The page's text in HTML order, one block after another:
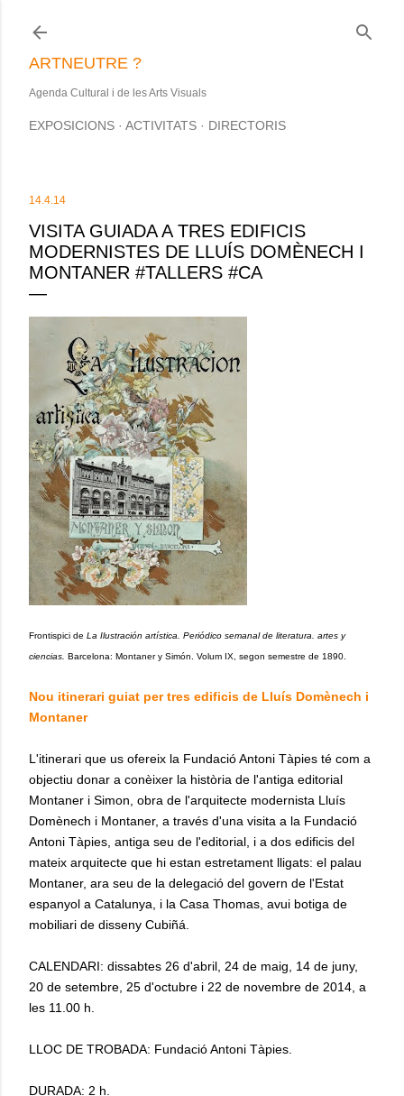
ARTNEUTRE ?
Agenda Cultural i de les Arts Visuals
EXPOSICIONS ACTIVITATS DIRECTORIS
14.4.14
VISITA GUIADA A TRES EDIFICIS
MODERNISTES DE LLUÍS DOMÈNECH I
MONTANER #TALLERS #CA
Frontispici de La Ilustración artística. Periódico semanal de literatura. artes y
ciencias. Barcelona: Montaner y Simón. Volum IX, segon semestre de 1890.
Nou itinerari guiat per tres edificis de Lluís Domènech i
Montaner
L'itinerari que us ofereix la Fundació Antoni Tàpies té com a
objectiu donar a conèixer la història de l'antiga editorial
Montaner i Simon, obra de l'arquitecte modernista Lluís
Domènech i Montaner, a través d'una visita a la Fundació
Antoni Tàpies, antiga seu de l'editorial, i a dos edificis del
mateix arquitecte que hi estan estretament lligats: el palau
Montaner, ara seu de la delegació del govern de l'Estat
espanyol a Catalunya, i la Casa Thomas, avui botiga de
mobiliari de disseny Cubiñá.
CALENDARI: dissabtes 26 d'abril, 24 de maig, 14 de juny,
20 de setembre, 25 d'octubre i 22 de novembre de 2014, a
les 11.00 h.
LLOC DE TROBADA: Fundació Antoni Tàpies.
DURADA: 2 h.